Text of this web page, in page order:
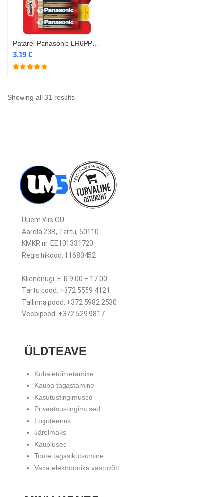
3,19 €
Showing all 31 results
Uuem Viis OÜ
Aardla 23B, Tartu, 50110
KMKR nr. EE101331720
Registrikood: 11680452
Klienditugi: E-R 9.00 – 17.00
Tartu pood: +372 5559 4121
Tallinna pood: +372 5982 2530
Veebipood: +372 529 9817
ÜLDTEAVE
Kohaletoimetamine
Kauba tagastamine
Kasutustingimused
Privaatsustingimused
Logoteenus
Järelmaks
Kauplused
Toote tagasikutsumine
Vana elektroonika vastuvõtt